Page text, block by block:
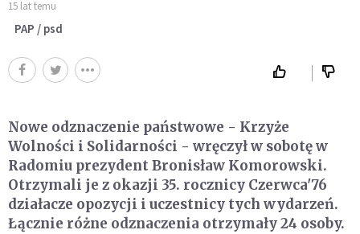
15 lat temu
PAP / psd
Nowe odznaczenie państwowe - Krzyże
Wolności i Solidarności - wręczył w sobotę w
Radomiu prezydent Bronisław Komorowski.
Otrzymali je z okazji 35. rocznicy Czerwca'76
działacze opozycji i uczestnicy tych wydarzeń.
Łącznie różne odznaczenia otrzymały 24 osoby.